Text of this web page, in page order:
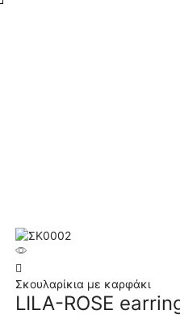
Σκουλαρίκια με καρφάκι
LILA-ROSE